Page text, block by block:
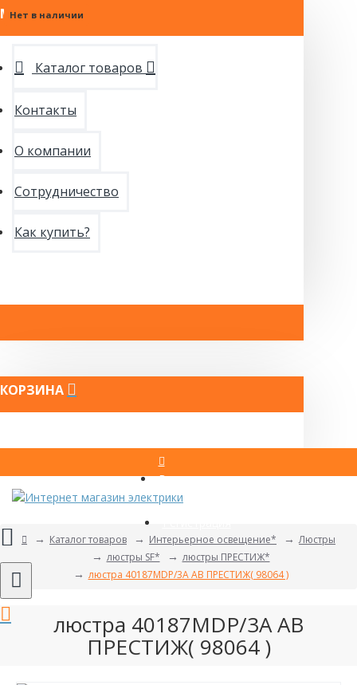
МЕНЮ
Каталог товаров
Контакты
О компании
Сотрудничество
Как купить?
КОРЗИНА
Вход
Каталог товаров Интерьерное освещение*
Люстры
люстры SF*
люстры ПРЕСТИЖ*
люстра 40187MDP/3A AB ПРЕСТИЖ( 98064 )
люстра 40187MDP/3A AB
ПРЕСТИЖ( 98064 )
Нет в наличии
Нет в наличии
Нет в наличии